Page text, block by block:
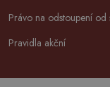
Právo na odstoupení od
Pravidla akční